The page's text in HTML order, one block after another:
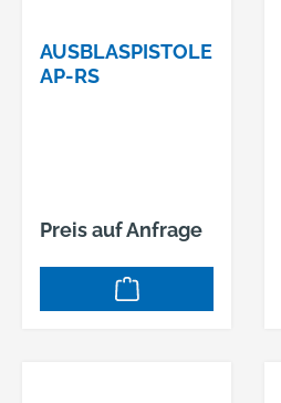
AUSBLASPISTOLE
AP-RS
Preis auf Anfrage